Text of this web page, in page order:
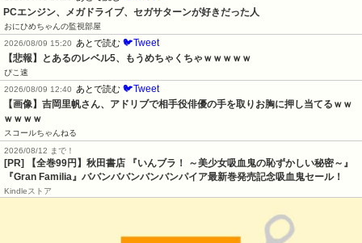
PCエンジン、メガドライブ、セガサターンが好きだった人
おにひめちゃんの監視部屋
2026/08/09 15:20
あとで読む 🐦Tweet
【悲報】とあるのレベル5、もうめちゃくちゃｗｗｗｗｗ
ぴこ速
2026/08/09 12:40
あとで読む 🐦Tweet
【画像】吉岡里帆さん、アドリブで相手役俳優の手を取りお胸に押し当てるｗｗ
ｗｗｗｗ
スコールちゃんねる
2026/08/12 まで！
[PR]
【全巻99円】秋田書店 『いんブラ！ ～美少女吸血鬼の恥ずかしい秘密～』
『Gran Familia』ババンババンバンバンパイア最新巻発売記念吸血鬼セール！
Kindleストア